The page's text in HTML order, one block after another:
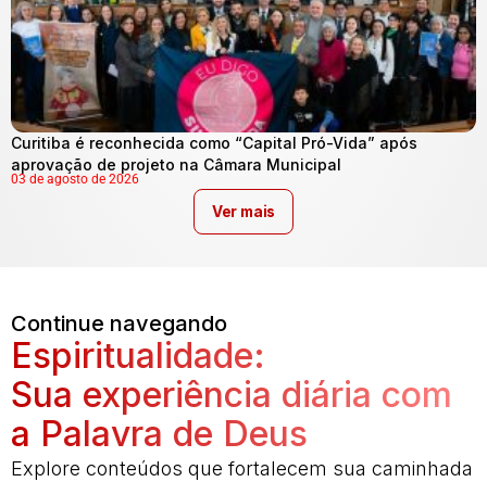
Curitiba é reconhecida como “Capital Pró-Vida” após
aprovação de projeto na Câmara Municipal
03 de agosto de 2026
Ver mais
Continue navegando
Espiritualidade:
Sua experiência diária com
a Palavra de Deus
Explore conteúdos que fortalecem sua caminhada